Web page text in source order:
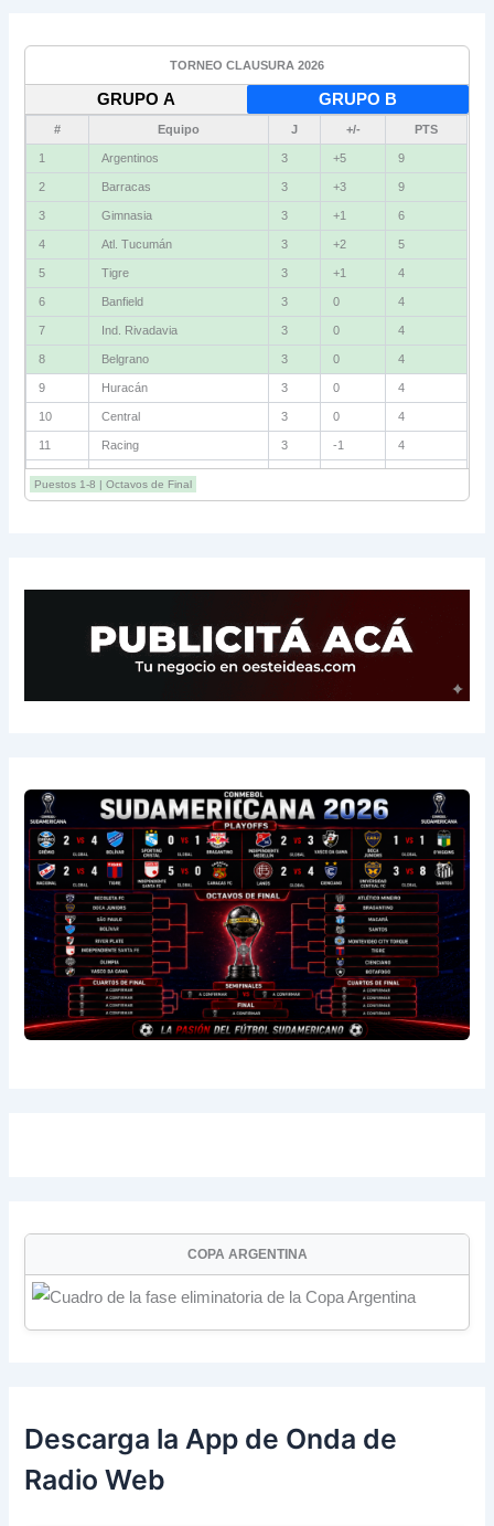
TORNEO CLAUSURA 2026
GRUPO A GRUPO B
# Equipo J +/- PTS
1 Argentinos 3 +5 9
2 Barracas 3 +3 9
3 Gimnasia 3 +1 6
4 Atl. Tucumán 3 +2 5
5 Tigre 3 +1 4
6 Banfield 3 0 4
7 Ind. Rivadavia 3 0 4
8 Belgrano 3 0 4
9 Huracán 3 0 4
10 Central 3 0 4
11 Racing 3 -1 4
12 Estudiantes RC 3 -2 4
13 Sarmiento 3 -1 3
Puestos 1-8 | Octavos de Final
COPA ARGENTINA
Descarga la App de Onda de
Radio Web